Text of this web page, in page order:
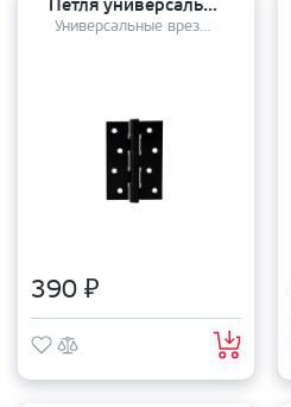
Петля универсальная APECS 100*70 В4 BLM
Универсальные врезные петли
390 ₽